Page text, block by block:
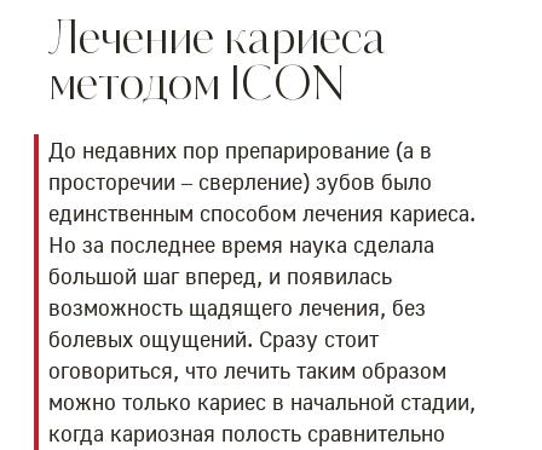
Лечение кариеса
методом ICON
До недавних пор препарирование (а в
просторечии – сверление) зубов было
единственным способом лечения кариеса.
Но за последнее время наука сделала
большой шаг вперед, и появилась
возможность щадящего лечения, без
болевых ощущений. Сразу стоит
оговориться, что лечить таким образом
можно только кариес в начальной стадии,
когда кариозная полость сравнительно